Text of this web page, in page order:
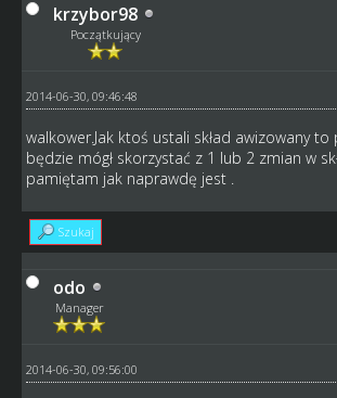
krzybor98
Początkujący
2014-06-30, 09:46:48
walkower.Jak ktoś ustali skład awizowany
będzie mógł skorzystać z 1 lub 2 zmian w
pamiętam jak naprawdę jest .
Szukaj
odo
Manager
2014-06-30, 09:56:00